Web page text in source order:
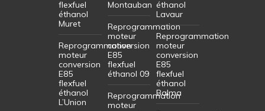
flexfuel
éthanol
Muret
Reprogrammation
moteur
conversion
E85
flexfuel
éthanol
L’Union
Montauban
Reprogrammation
moteur
conversion
E85
flexfuel
éthanol 09
Reprogrammation
moteur
éthanol
Lavaur
Reprogrammation
moteur
conversion
E85
flexfuel
éthanol
Balma